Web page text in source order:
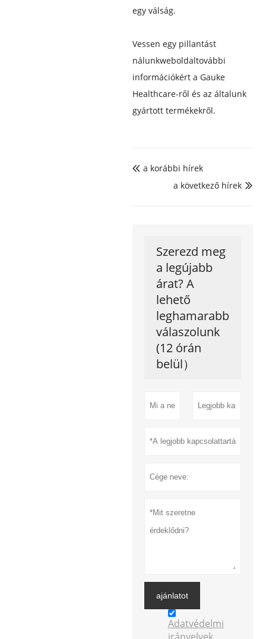
egy válság.
Vessen egy pillantást
nálunkweboldaltovábbi
információkért a Gauke
Healthcare-ről és az általunk
gyártott termékekről.
 a korábbi hírek

a következő hírek
Szerezd meg
a legújabb
árat? A
lehető
leghamarabb
válaszolunk
(12 órán
belül）
ajánlatot
Adatvédelmi